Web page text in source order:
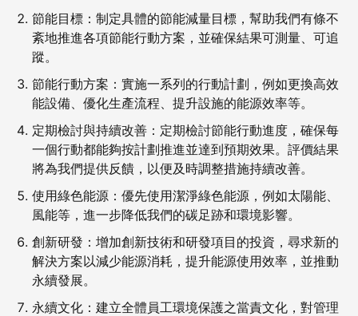
節能目標：制定具體的節能減量目標，幫助我們有條不
紊地推進各項節能行動方案，並確保結果可測量、可追
蹤。
節能行動方案：實施一系列的行動計劃，例如更換高效
能設備、優化生產流程、提升設施的能源效率等。
定期檢討與持續改善：定期檢討節能行動進度，確保每
一個行動都能夠按計劃推進並達到預期效果。評價結果
將為我們提供反饋，以便及時調整措施持續改善。
使用綠色能源：優先使用潔淨綠色能源，例如太陽能、
風能等，進一步降低我們的碳足跡和環境影響。
創新研發：增加創新技術和研發項目的投資，尋求新的
解決方案以減少能源消耗，提升能源使用效率，並推動
永續發展。
永續文化：建立全體員工環境保護之當責文化，對管理